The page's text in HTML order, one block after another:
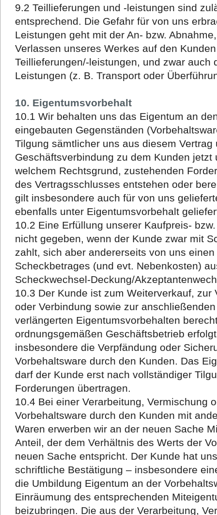
9.2 Teillieferungen und -leistungen sind
entsprechend. Die Gefahr für von uns
Leistungen geht mit der An- bzw.
Verlassen unseres Werkes auf den
Teillieferungen/-leistungen, und zwar auch
Leistungen (z. B. Transport oder
10. Eigentumsvorbehalt
10.1 Wir behalten uns das Eigentum an
eingebauten Gegenständen
Tilgung sämtlicher uns aus diesem Vertrag
Geschäftsverbindung zu dem Kunden
welchem Rechtsgrund, zustehenden
des Vertragsschlusses entstehen oder
gilt insbesondere auch für von uns
ebenfalls unter Eigentumsvorbehalt
10.2 Eine Erfüllung unserer Kaufpreis-
nicht gegeben, wenn der Kunde zwar mit
zahlt, sich aber andererseits von uns
Scheckbetrages (und evt. Nebenkosten)
Scheckwechsel-Deckung/
10.3 Der Kunde ist zum Weiterverkauf, zur
oder Verbindung sowie zur
verlängerten Eigentumsvorbehalten
ordnungsgemäßen Geschäftsbetrieb
insbesondere die Verpfändung oder
Vorbehaltsware durch den Kunden. Das
darf der Kunde erst nach vollständiger
Forderungen übertragen.
10.4 Bei einer Verarbeitung, Vermischung
Vorbehaltsware durch den Kunden mit
Waren erwerben wir an der neuen Sache
Anteil, der dem Verhältnis des Werts der
neuen Sache entspricht. Der Kunde hat
schriftliche Bestätigung – insbesondere
die Umbildung Eigentum an der
Einräumung des entsprechenden
beizubringen. Die aus der Verarbeitung,